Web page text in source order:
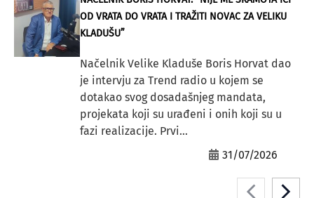
OD VRATA DO VRATA I TRAŽITI NOVAC ZA VELIKU
KLADUŠU”
Načelnik Velike Kladuše Boris Horvat dao
je intervju za Trend radio u kojem se
dotakao svog dosadašnjeg mandata,
projekata koji su urađeni i onih koji su u
fazi realizacije. Prvi...
31/07/2026